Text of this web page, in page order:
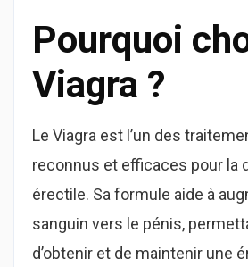
Pourquoi
Viagra ?
Le Viagra est l’un des
reconnus et efficaces pour la
érectile. Sa formule aide à
sanguin vers le pénis,
d’obtenir et de maintenir une